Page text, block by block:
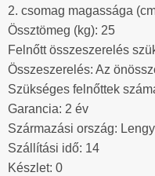
2. csomag magassága
Össztömeg (kg): 25
Felnőtt összeszerelés
Összeszerelés: Az
Szükséges felnőttek
Garancia: 2 év
Származási ország:
Szállítási idő: 14
Készlet: 0